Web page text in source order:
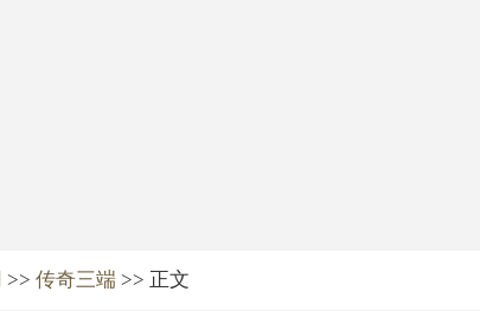
>> 传奇三端 >> 正文